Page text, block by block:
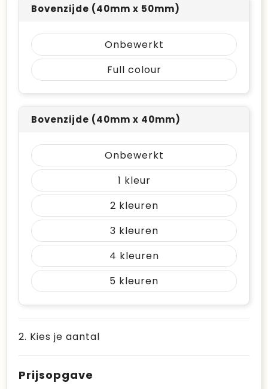
Bovenzijde (40mm x 50mm)
Onbewerkt
Full colour
Bovenzijde (40mm x 40mm)
Onbewerkt
1
2
3
4
5
2. Kies je aantal
Prijsopgave